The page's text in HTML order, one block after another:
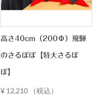
高さ40cm（200Φ）飛騨
のさるぼぼ【特大さるぼ
ぼ】
¥ 12,210 （税込）